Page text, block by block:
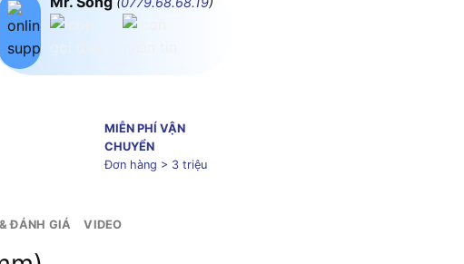
MIỄN PHÍ VẬN
CHUYỂN
Đơn hàng > 3 triệu
ĐÁNH GIÁ VIDEO